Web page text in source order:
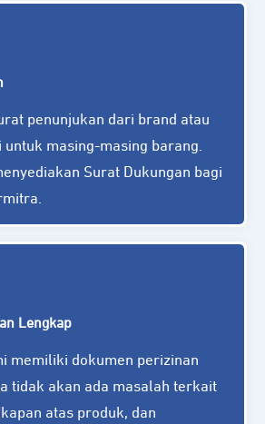
penunjukan dari brand atau
masing-masing barang.
Surat Dukungan bagi
Lengkap
memiliki dokumen perizinan
tidak akan ada masalah terkait
atas produk, dan